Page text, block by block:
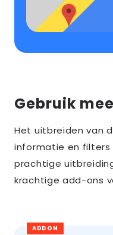
Gebruik
Het uitbreiden van
informatie en filters
prachtige
krachtige add-ons
ADDON